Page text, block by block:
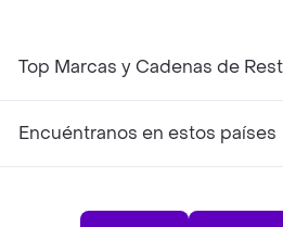
Top Marcas y Cadenas de
Encuéntranos en estos países